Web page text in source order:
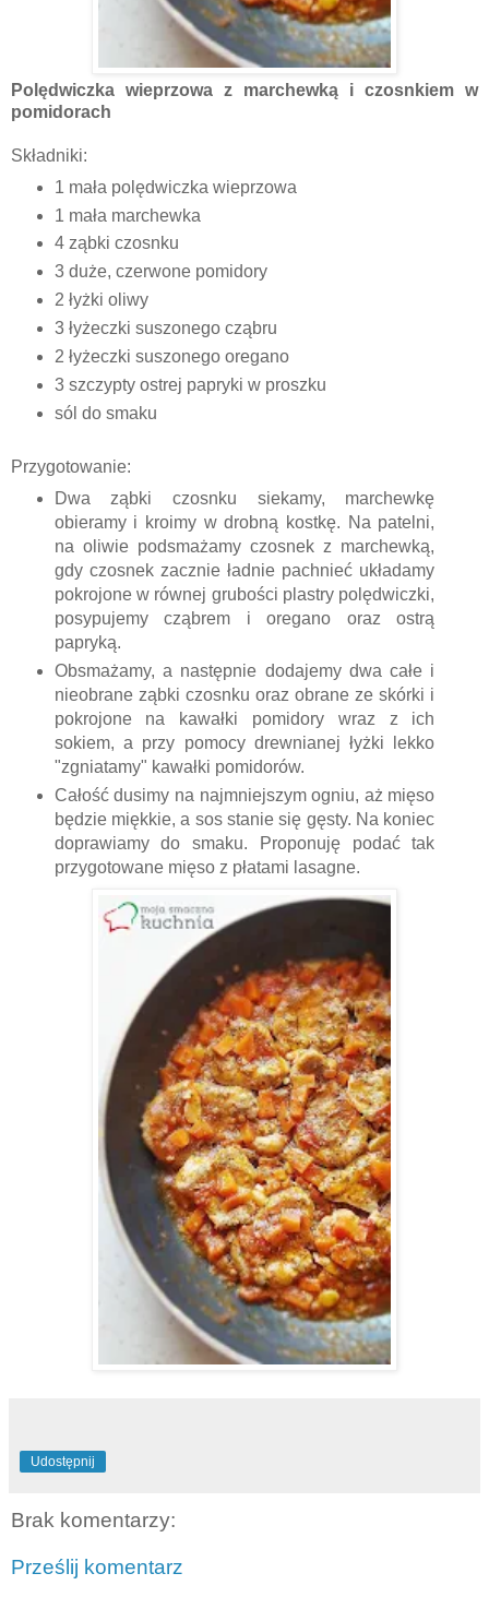
Polędwiczka wieprzowa z marchewką i czosnkiem w
pomidorach
Składniki:
1 mała polędwiczka wieprzowa
1 mała marchewka
4 ząbki czosnku
3 duże, czerwone pomidory
2 łyżki oliwy
3 łyżeczki suszonego cząbru
2 łyżeczki suszonego oregano
3 szczypty ostrej papryki w proszku
sól do smaku
Przygotowanie:
Dwa ząbki czosnku siekamy, marchewkę
obieramy i kroimy w drobną kostkę. Na patelni,
na oliwie podsmażamy czosnek z marchewką,
gdy czosnek zacznie ładnie pachnieć układamy
pokrojone w równej grubości plastry polędwiczki,
posypujemy cząbrem i oregano oraz ostrą
papryką.
Obsmażamy, a następnie dodajemy dwa całe i
nieobrane ząbki czosnku oraz obrane ze skórki i
pokrojone na kawałki pomidory wraz z ich
sokiem, a przy pomocy drewnianej łyżki lekko
"zgniatamy" kawałki pomidorów.
Całość dusimy na najmniejszym ogniu, aż mięso
będzie miękkie, a sos stanie się gęsty. Na koniec
doprawiamy do smaku. Proponuję podać tak
przygotowane mięso z płatami lasagne.
Udostępnij
Brak komentarzy:
Prześlij komentarz